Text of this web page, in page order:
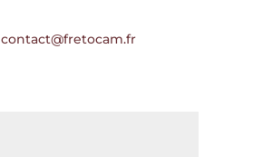
contact@fretocam.fr